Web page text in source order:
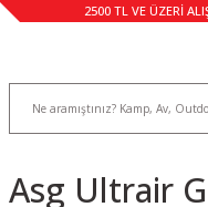
2500 TL VE ÜZERİ
Asg Ultrair